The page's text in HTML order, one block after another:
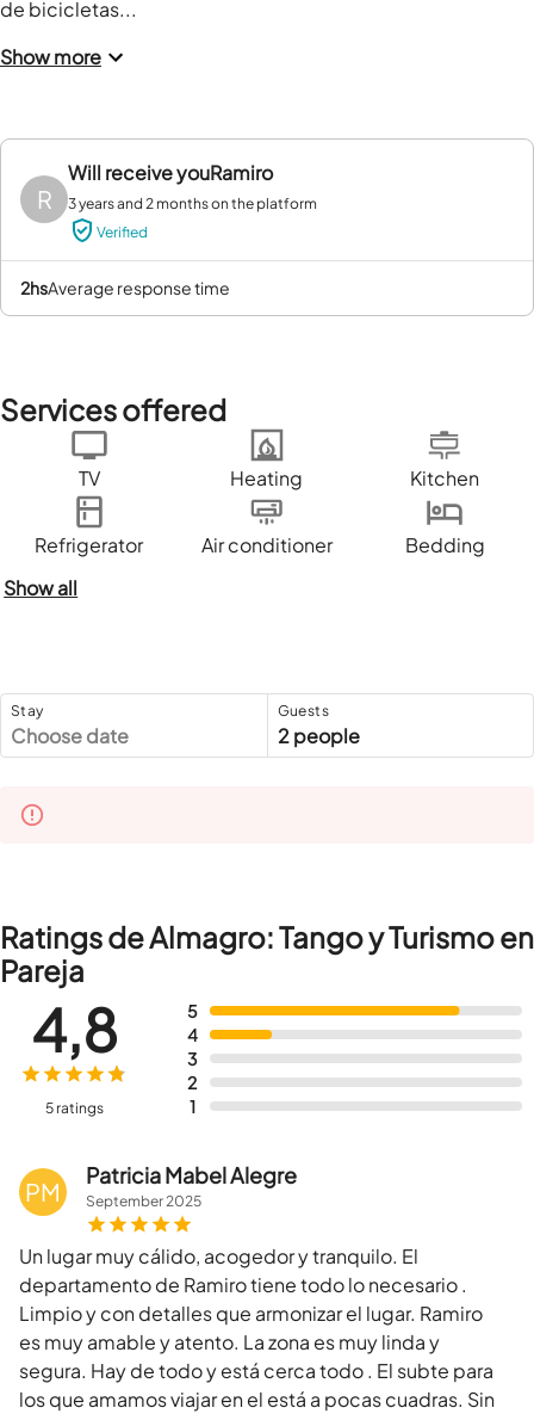
de bicicletas...
Show more
R
Will receive youRamiro
3 years and 2 months on the platform
Verified
2hs average response time
Services offered
TV Heating Kitchen
Refrigerator Air conditioner
Bedding
Show all
Stay
Choose date
Guests
2 people
Ratings de Almagro: Tango y Turismo en
Pareja
5
4
3
2
1
4,8
5 ratings
PM
Patricia Mabel Alegre
September2025
Un lugar muy cálido, acogedor y tranquilo. El
departamento de Ramiro tiene todo lo necesario .
Limpio y con detalles que armonizar el lugar. Ramiro
es muy amable y atento. La zona es muy linda y
segura. Hay de todo y está cerca todo . El subte para
los que amamos viajar en el está a pocas cuadras. Sin